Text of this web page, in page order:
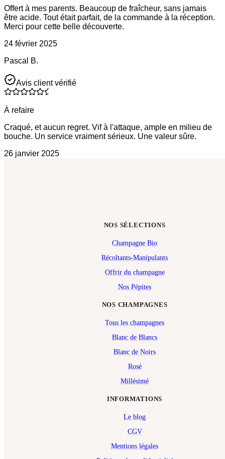
Offert à mes parents. Beaucoup de fraîcheur, sans jamais
être acide. Tout était parfait, de la commande à la réception.
Merci pour cette belle découverte.
24 février 2025
Pascal B.
Avis client vérifié
À refaire
Craqué, et aucun regret. Vif à l'attaque, ample en milieu de
bouche. Un service vraiment sérieux. Une valeur sûre.
26 janvier 2025
NOS CHAMPAGNES
Tous les champagnes
Blanc de Blancs
Blanc de Noirs
Rosé
Millésimé
NOS SÉLECTIONS
Champagne Bio
Récoltants-Manipulants
Offrir du champagne
Nos Pépites
INFORMATIONS
Le blog
CGV
Mentions légales